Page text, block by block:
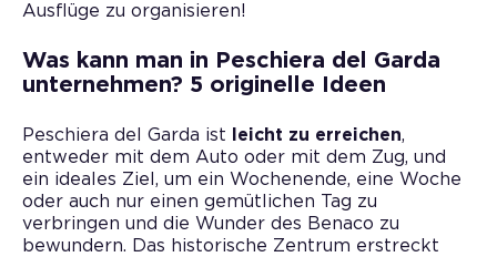
Ausflüge zu organisieren!
Was kann man in Peschiera del Garda
unternehmen? 5 originelle Ideen
Peschiera del Garda ist leicht zu erreichen,
entweder mit dem Auto oder mit dem Zug, und
ein ideales Ziel, um ein Wochenende, eine Woche
oder auch nur einen gemütlichen Tag zu
verbringen und die Wunder des Benaco zu
bewundern. Das historische Zentrum erstreckt